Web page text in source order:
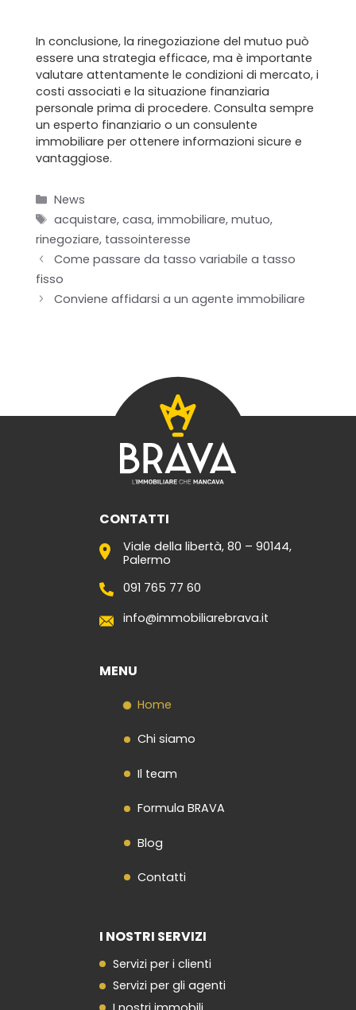
In conclusione, la rinegoziazione del mutuo può
essere una strategia efficace, ma è importante
valutare attentamente le condizioni di mercato, i
costi associati e la situazione finanziaria
personale prima di procedere. Consulta sempre
un esperto finanziario o un consulente
immobiliare per ottenere informazioni sicure e
vantaggiose.
Categorie
News
Tag
acquistare,casa,immobiliare,mutuo,
rinegoziare, tassointeresse
Come passare da tasso variabile a tasso
fisso
Conviene affidarsi a un agente immobiliare
CONTATTI
Viale della libertà, 80 – 90144,
Palermo
091 765 77 60
info@immobiliarebrava.it
MENU
Home
Chi siamo
Il team
Formula BRAVA
Blog
Contatti
I NOSTRI SERVIZI
Servizi per i clienti
Servizi per gli agenti